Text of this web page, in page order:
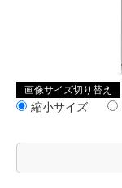
画像サイズ切り替え
縮小サイズ